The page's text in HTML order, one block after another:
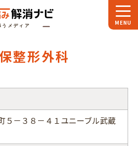
スペシャル 対談
お役立ちコラム
専門家インタビュー
整形外科
５－３８－４１ユニーブル武蔵